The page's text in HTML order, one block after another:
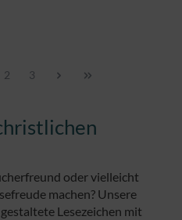
Seite
2 Seite
3
oder vielleicht
machen? Unsere
Lesezeichen mit